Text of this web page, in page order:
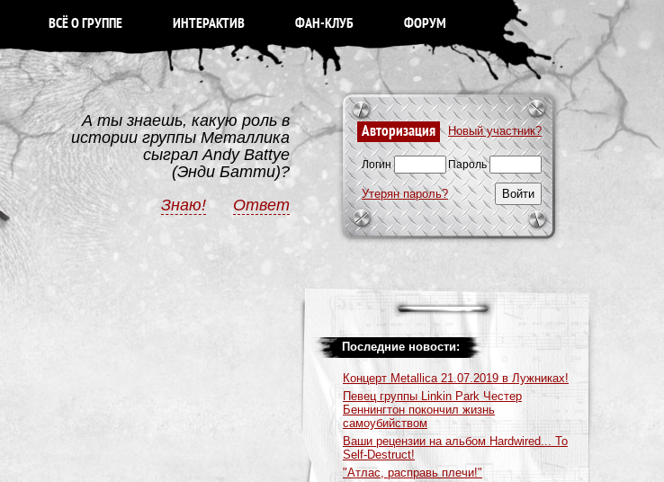
ВСЁ О ГРУППЕ ИНТЕРАКТИВ ФАН-КЛУБ ФОРУМ
Авторизация Новый участник?
Логин Пароль
Утерян пароль?
А ты знаешь, какую роль в
истории группы Металлика
сыграл Andy Battye
(Энди Батти)?
Знаю!
Ответ
Последние новости:
Концерт Metallica 21.07.2019 в Лужниках!
Певец группы Linkin Park Честер
Беннингтон покончил жизнь
самоубийством
Ваши рецензии на альбом Hardwired... To
Self-Destruct!
"Атлас, расправь плечи!"